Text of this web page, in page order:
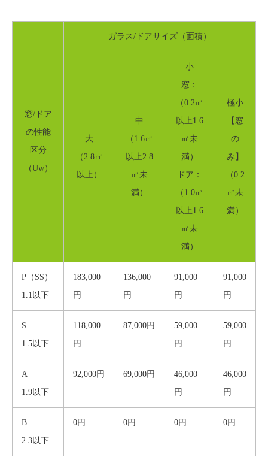
窓/ドア
の性能
区分
（Uw）
ガラス/ドアサイズ（面積）
大
（2.8㎡
以上）
中
（1.6㎡
以上2.8
㎡未
満）
小
窓：
（0.2㎡
以上1.6
㎡未
満）
ドア：
（1.0㎡
以上1.6
㎡未
満）
極小
【窓
の
み】
（0.2
㎡未
満）
P（SS）
1.1以下
183,000
円
136,000
円
91,000
円
91,000
円
S
1.5以下
118,000
円
87,000円
59,000
円
59,000
円
A
1.9以下
92,000円 69,000円
46,000
円
46,000
円
B
2.3以下
0円 0円 0円 0円